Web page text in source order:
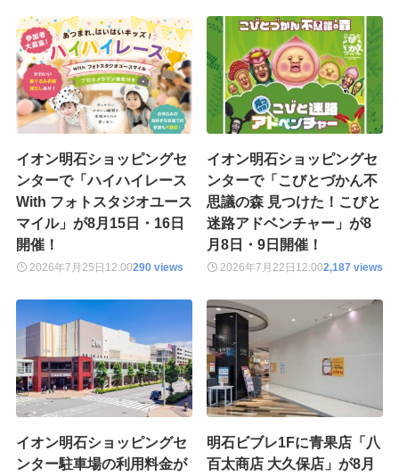
イオン明石ショッピングセ
ンターで「ハイハイレース
With フォトスタジオユース
マイル」が8月15日・16日
開催！
2026年7月25日 12:00290 views
イオン明石ショッピングセ
ンターで「こびとづかん不
思議の森 見つけた！こびと
迷路アドベンチャー」が8
月8日・9日開催！
2026年7月22日 12:002,187 views
イオン明石ショッピングセ
ンター駐車場の利用料金が
明石ビブレ1Fに青果店「八
百太商店 大久保店」が8月